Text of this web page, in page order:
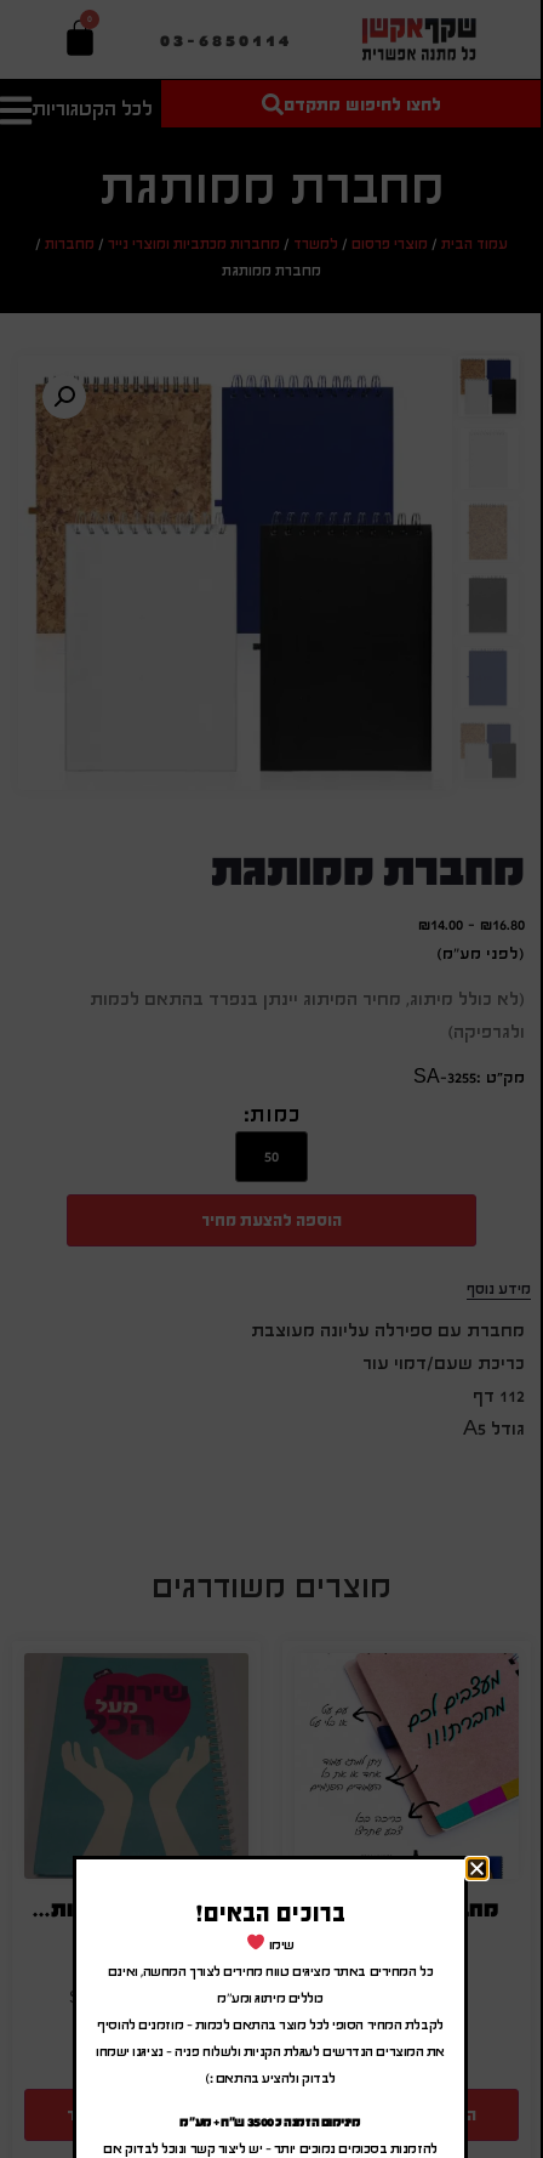
03-6850114
0
לכל הקטגוריות
טקסט חופשי
מחיר מיני'
חיפוש
אישית
לחצו לחיפוש מתקדם
מחברת ממותגת
עמוד הבית/ מוצרי פרסום/ למשרד/ מחברות מכתביות ומוצרי נייר/ מחברות/
מחברת ממותגת
מחברת ממותגת
₪16.80
-
₪14.00
(לפני מע"מ)
(לא כולל מיתוג, מחיר המיתוג יינתן בנפרד בהתאם לכמות
ולגרפיקה)
מק״ט :SA-3255
כמות:
הוספה להצעת מחיר
מידע נוסף
מחברת עם ספירלה עליונה מעוצבת
כריכת שעם/דמוי עור
112 דף
גודל A5
מוצרים משודרגים
מחברת בעיצוב אישי
(לפני מע"מ)
הוספה להצעת מחיר
מחברת ספירלה ממותגת
(לפני מע"מ)
SA-SPIRAL
הוספה להצעת מחיר
ברוכים הבאים!
שימו
כל המחירים באתר מציגים טווח מחירים לצורך המחשה, ואינם
כוללים מיתוג ומע"מ
לקבלת המחיר הסופי לכל מוצר בהתאם לכמות – מוזמנים להוסיף
את המוצרים הנדרשים לעגלת הקניות ולשלוח פניה – נציגנו ישמחו
לבדוק ולהציע בהתאם :)
מינימום הזמנה כ 3500 ש"ח + מע"מ
להזמנות בסכומים נמוכים יותר – יש ליצור קשר ונוכל לבדוק אם